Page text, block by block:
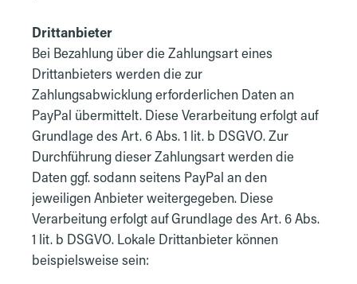
Drittanbieter
Bei Bezahlung über die Zahlungsart eines
Drittanbieters werden die zur
Zahlungsabwicklung erforderlichen Daten an
PayPal übermittelt. Diese Verarbeitung erfolgt auf
Grundlage des Art. 6 Abs. 1 lit. b DSGVO. Zur
Durchführung dieser Zahlungsart werden die
Daten ggf. sodann seitens PayPal an den
jeweiligen Anbieter weitergegeben. Diese
Verarbeitung erfolgt auf Grundlage des Art. 6 Abs.
1 lit. b DSGVO. Lokale Drittanbieter können
beispielsweise sein: